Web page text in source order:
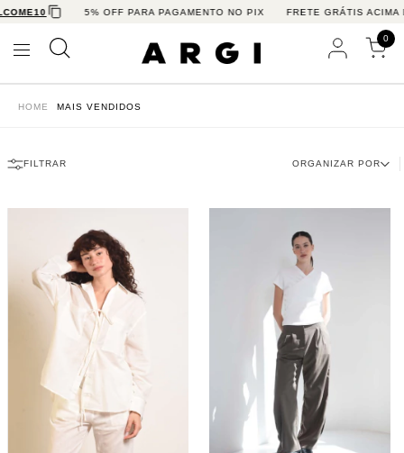
5% OFF PARA PAGAMENTO NO PIX FRETE GRÁTIS ACIMA DE
0
HOME MAIS VENDIDOS
ORGANIZAR POR
FILTRAR